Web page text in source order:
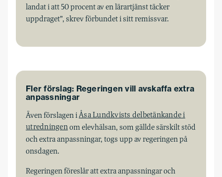
landat i att 50 procent av en lärartjänst täcker
uppdraget”, skrev förbundet i sitt remissvar.
Fler förslag: Regeringen vill avskaffa extra
anpassningar
Även förslagen iÅsa Lundkvists delbetänkande i
utredningenom elevhälsan, som gällde särskilt stöd
och extra anpassningar, togs upp av regeringen på
onsdagen.
Regeringen föreslår att extra anpassningar och